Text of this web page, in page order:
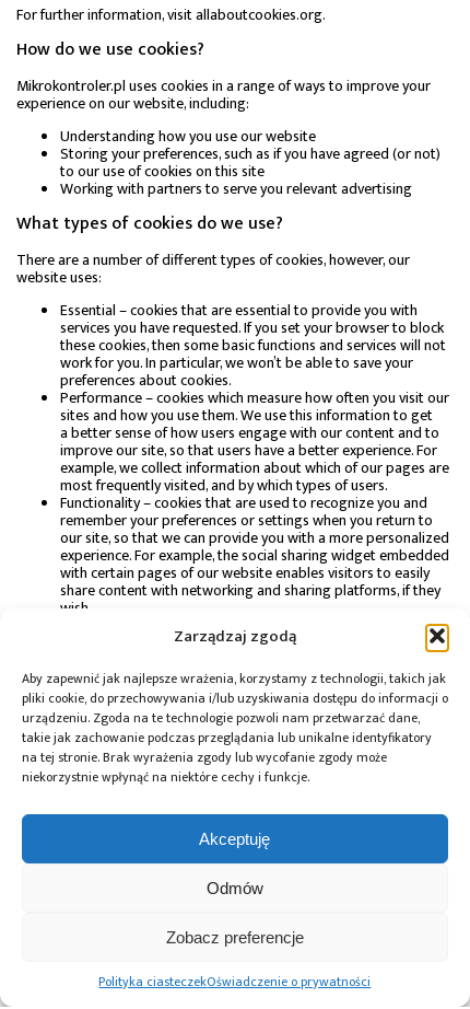
Zarządzaj zgodą
Aby zapewnić jak najlepsze wrażenia, korzystamy z technologii, takich jak
pliki cookie, do przechowywania i/lub uzyskiwania dostępu do informacji o
urządzeniu. Zgoda na te technologie pozwoli nam przetwarzać dane,
takie jak zachowanie podczas przeglądania lub unikalne identyfikatory
na tej stronie. Brak wyrażenia zgody lub wycofanie zgody może
niekorzystnie wpłynąć na niektóre cechy i funkcje.
Akceptuję
Odmów
Zobacz preferencje
Polityka ciasteczekOświadczenie o prywatności
For further information, visit allaboutcookies.org.
How do we use cookies?
Mikrokontroler.pl uses cookies in a range of ways to improve your
experience on our website, including:
Understanding how you use our website
Storing your preferences, such as if you have agreed (or not)
to our use of cookies on this site
Working with partners to serve you relevant advertising
What types of cookies do we use?
There are a number of different types of cookies, however, our
website uses:
Essential – cookies that are essential to provide you with
services you have requested. If you set your browser to block
these cookies, then some basic functions and services will not
work for you. In particular, we won’t be able to save your
preferences about cookies.
Performance – cookies which measure how often you visit our
sites and how you use them. We use this information to get
a better sense of how users engage with our content and to
improve our site, so that users have a better experience. For
example, we collect information about which of our pages are
most frequently visited, and by which types of users.
Functionality – cookies that are used to recognize you and
remember your preferences or settings when you return to
our site, so that we can provide you with a more personalized
experience. For example, the social sharing widget embedded
with certain pages of our website enables visitors to easily
share content with networking and sharing platforms, if they
wish.
Advertising – cookies that are used to collect information
about your visit to our site, the content you have viewed, the
links you have followed and information about your browser,
device and your IP address.
How to manage cookies
You can set your browser not to accept cookies, and the above
website tells you how to remove cookies from your browser.
However, in a few cases, some of our website features may not
Privacy policies of other websites
applies only to our website, so if you click on a link to another
Changes to our privacy policy
Our Company keeps its privacy policy under regular review and
places any updates on this web page. This privacy policy was last